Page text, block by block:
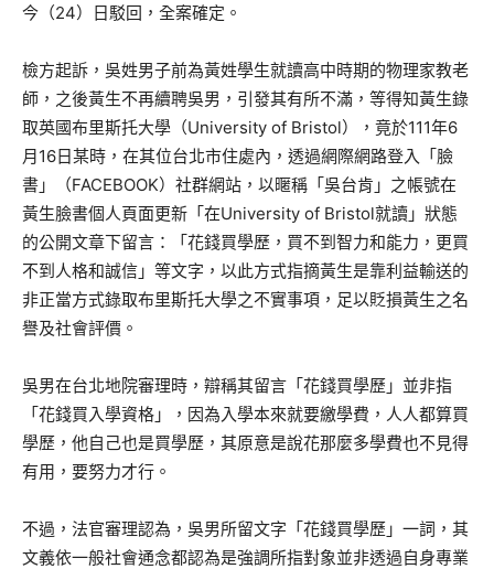
今（24）日駁回，全案確定。
檢方起訴，吳姓男子前為黃姓學生就讀高中時期的物理家教老
師，之後黃生不再續聘吳男，引發其有所不滿，等得知黃生錄
取英國布里斯托大學（University of Bristol），竟於111年6
月16日某時，在其位台北市住處內，透過網際網路登入「臉
書」（FACEBOOK）社群網站，以暱稱「吳台肯」之帳號在
黃生臉書個人頁面更新「在University of Bristol就讀」狀態
的公開文章下留言：「花錢買學歷，買不到智力和能力，更買
不到人格和誠信」等文字，以此方式指摘黃生是靠利益輸送的
非正當方式錄取布里斯托大學之不實事項，足以貶損黃生之名
譽及社會評價。
吳男在台北地院審理時，辯稱其留言「花錢買學歷」並非指
「花錢買入學資格」，因為入學本來就要繳學費，人人都算買
學歷，他自己也是買學歷，其原意是說花那麼多學費也不見得
有用，要努力才行。
不過，法官審理認為，吳男所留文字「花錢買學歷」一詞，其
文義依一般社會通念都認為是強調所指對象並非透過自身專業